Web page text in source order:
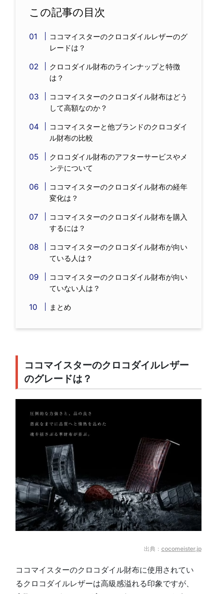
この記事の目次
ココマイスターのクロコダイルレザーのグ
レードは？
クロコダイル財布のラインナップと特徴
は？
ココマイスターのクロコダイル財布はどう
して高額なのか？
ココマイスターと他ブランドのクロコダイ
ル財布の比較
クロコダイル財布のアフターサービスやメ
ンテについて
ココマイスターのクロコダイル財布の経年
変化は？
ココマイスターのクロコダイル財布を購入
するには？
ココマイスターのクロコダイル財布が向い
ている人は？
ココマイスターのクロコダイル財布が向い
ていない人は？
まとめ
ココマイスターのクロコダイルレザー
のグレードは？
出典： cocomeister.jp
ココマイスターのクロコダイル財布に使用されてい
るクロコダイルレザーは高級感溢れる印象ですが、